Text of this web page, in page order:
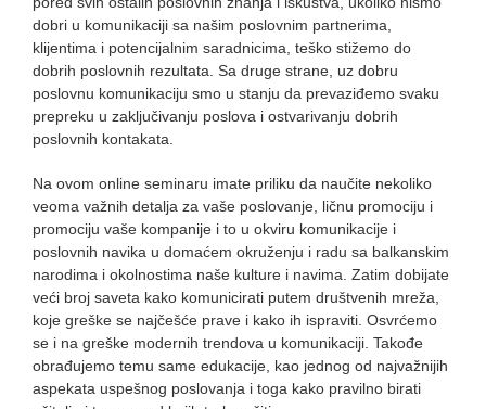
dobri u komunikaciji sa našim poslovnim partnerima,
klijentima i potencijalnim saradnicima, teško stižemo do
dobrih poslovnih rezultata. Sa druge strane, uz dobru
poslovnu komunikaciju smo u stanju da prevaziđemo svaku
prepreku u zaključivanju poslova i ostvarivanju dobrih
poslovnih kontakata.
Na ovom online seminaru imate priliku da naučite nekoliko
veoma važnih detalja za vaše poslovanje, ličnu promociju i
promociju vaše kompanije i to u okviru komunikacije i
poslovnih navika u domaćem okruženju i radu sa balkanskim
narodima i okolnostima naše kulture i navima. Zatim dobijate
veći broj saveta kako komunicirati putem društvenih mreža,
koje greške se najčešće prave i kako ih ispraviti. Osvrćemo
se i na greške modernih trendova u komunikaciji. Takođe
obrađujemo temu same edukacije, kao jednog od najvažnijih
aspekata uspešnog poslovanja i toga kako pravilno birati